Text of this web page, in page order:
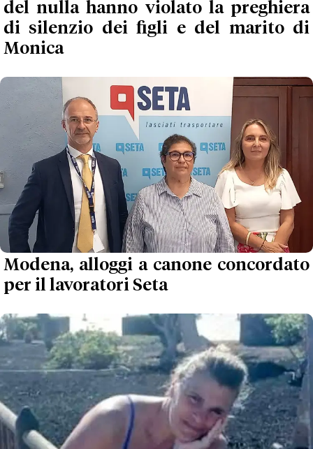
del nulla hanno violato la preghiera
di silenzio dei figli e del marito di
Monica
Modena, alloggi a canone concordato
per il lavoratori Seta